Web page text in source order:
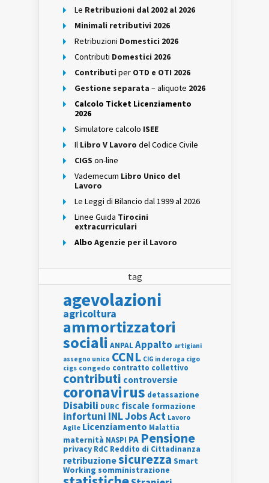
Le Retribuzioni dal 2002 al 2026
Minimali retributivi 2026
Retribuzioni Domestici 2026
Contributi Domestici 2026
Contributi per OTD e OTI 2026
Gestione separata – aliquote 2026
Calcolo Ticket Licenziamento
2026
Simulatore calcolo ISEE
Il Libro V Lavoro del Codice Civile
CIGS on-line
Vademecum Libro Unico del
Lavoro
Le Leggi di Bilancio dal 1999 al 2026
Linee Guida Tirocini
extracurriculari
Albo Agenzie per il Lavoro
tag
agevolazioni
agricoltura
ammortizzatori
sociali ANPALAppalto artigiani
assegno unico CCNL CIG in deroga cigo
cigs congedo contratto collettivo
contributi controversie
coronavirus detassazione
Disabili DURC fiscale formazione
infortuni INLJobs Act Lavoro
Agile Licenziamento Malattia
maternità NASPI PA Pensione
privacy RdC Reddito di Cittadinanza
retribuzionesicurezza Smart
Working somministrazione